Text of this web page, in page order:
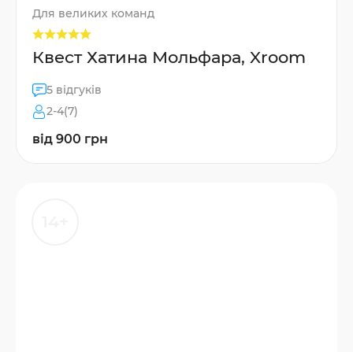
Для великих команд
Квест Хатина Мольфара, Xroom
5 відгуків
2-4(7)
від 900 грн